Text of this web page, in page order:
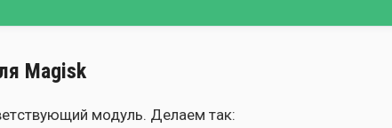
Magisk
модуль. Дела­ем так: